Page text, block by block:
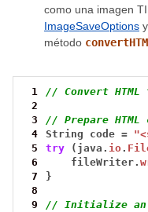
como una imagen
ImageSaveOptions
método
1
// Convert
2
3
// Prepare
4
String code =
5
try (java. io.
6
fileWriter.
7
}
8
9
// Initialize an